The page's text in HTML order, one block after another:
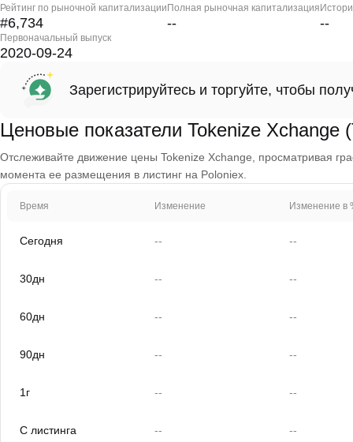
Рейтинг по рыночной капитализации
#6,734
Полная рыночная капитализация
-- --
Первоначальный выпуск
2020-09-24
Зарегистрируйтесь и торгуйте, чтобы
Ценовые показатели Tokenize Xchange
Отслеживайте движение цены Tokenize Xchange, просматривая
момента ее размещения в листинг на Poloniex.
Время Изменение Изменение в
Сегодня -- --
30дн -- --
60дн -- --
90дн -- --
1г -- --
С листинга -- --